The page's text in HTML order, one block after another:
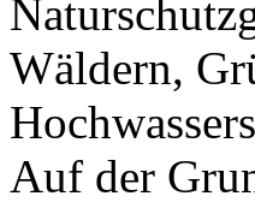
Wäldern,
Auf der